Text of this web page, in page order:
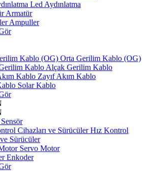
Led Aydınlatma
Armatür
Ampuller
Orta Gerilim Kablo (OG)
Alçak Gerilim Kablo
Zayıf Akım Kablo
Solar Kablo
Hız Kontrol
Sürücüler
Servo Motor
Enkoder